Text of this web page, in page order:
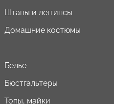
Штаны и леггинсы
Домашние костюмы
Белье
Бюстгальтеры
Топы, майки